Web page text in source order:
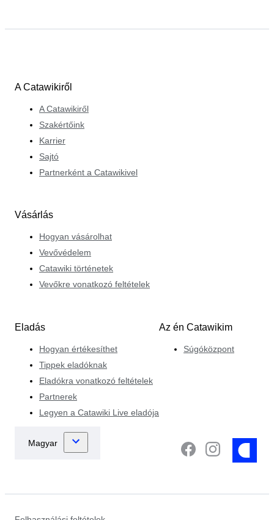
A Catawikiről
A Catawikiről
Szakértőink
Karrier
Sajtó
Partnerként a Catawikivel
Vásárlás
Hogyan vásárolhat
Vevővédelem
Catawiki történetek
Vevőkre vonatkozó feltételek
Eladás
Hogyan értékesíthet
Tippek eladóknak
Eladókra vonatkozó feltételek
Partnerek
Legyen a Catawiki Live eladója
Az én Catawikim
Súgóközpont